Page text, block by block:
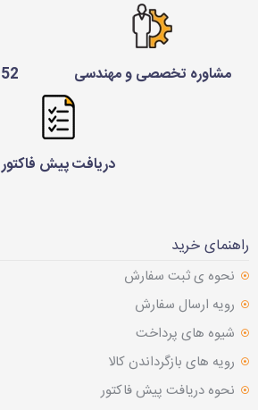
مشاوره تخصصی و مهندسی 52 75 229 0910
دریافت پیش فاکتور
راهنمای خرید
نحوه ی ثبت سفارش
رویه ارسال سفارش
شیوه های پرداخت
رویه های بازگرداندن کالا
نحوه دریافت پیش فاکتور